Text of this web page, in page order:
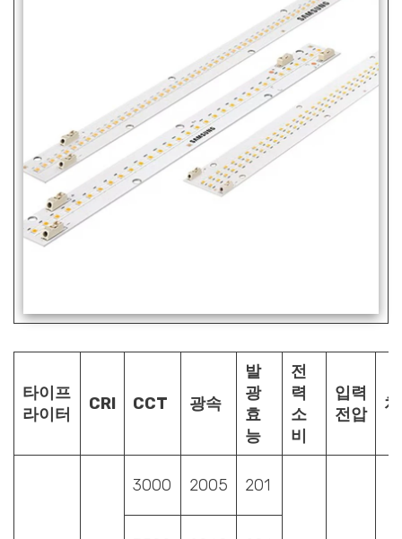
타이프
라이터
CRI CCT 광속
발
광
효
능
전
력
소
비
입력
전압
3000 2005 201